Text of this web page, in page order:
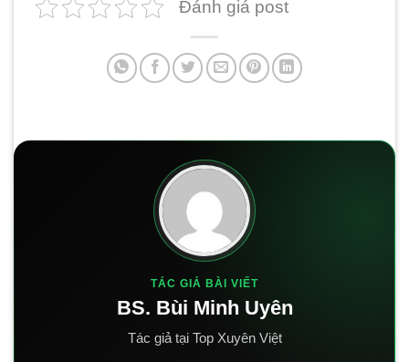
Đánh giá post
TÁC GIẢ BÀI VIẾT
BS. Bùi Minh Uyên
Tác giả tại Top Xuyên Việt